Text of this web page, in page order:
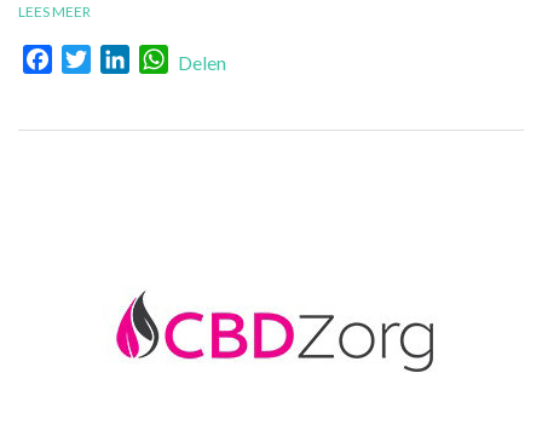
LEES MEER
FacebookTwitterLinkedInWhatsApp
Delen